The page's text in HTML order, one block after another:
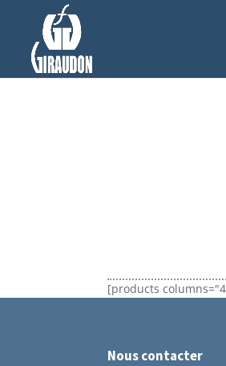
[products
Nous contacter